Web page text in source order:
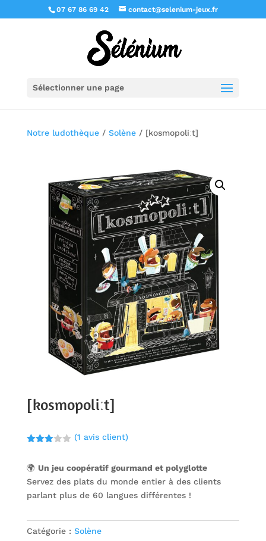
07 67 86 69 42 contact@selenium-jeux.fr
Sélectionner une page
Notre ludothèque/ Solène/ [kosmopoliːt]
[kosmopoliːt]
sur 5
sur
notatio
n client
(1 avis client)
🌍 Un jeu coopératif gourmand et polyglotte
Servez des plats du monde entier à des clients
parlant plus de 60 langues différentes !
Catégorie : Solène